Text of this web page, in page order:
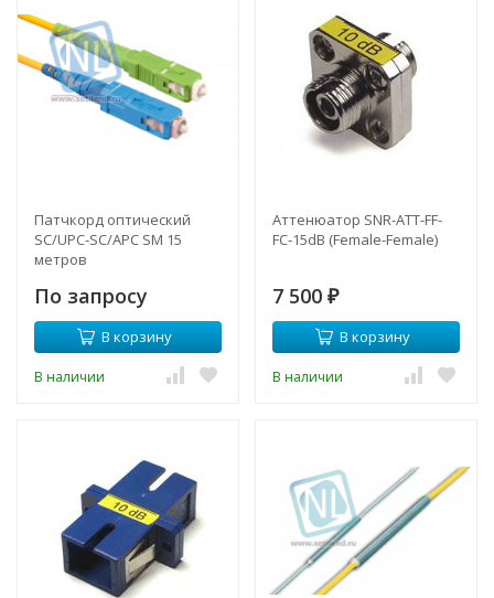
Патчкорд оптический
SC/UPC-SC/APC SM 15
метров
По запросу
В корзину
В наличии
Аттенюатор SNR-ATT-FF-
FC-15dB (Female-Female)
7 500 ₽
В корзину
В наличии